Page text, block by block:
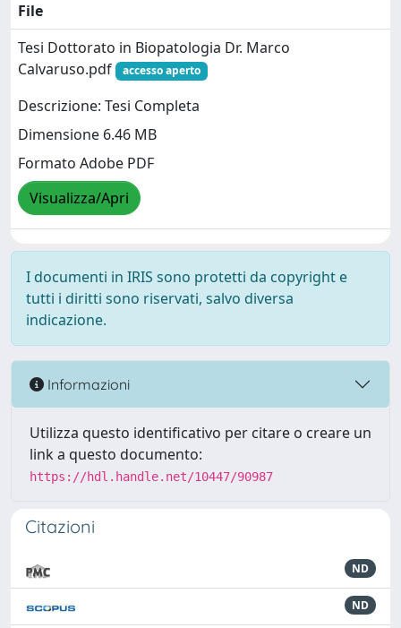
File
Tesi Dottorato in Biopatologia Dr. Marco
Calvaruso.pdf
accesso aperto
Descrizione: Tesi Completa
Dimensione 6.46 MB
Formato Adobe PDF
Visualizza/Apri
I documenti in IRIS sono protetti da copyright e
tutti i diritti sono riservati, salvo diversa
indicazione.
Informazioni
Utilizza questo identificativo per citare o creare un
link a questo documento:
https://hdl.handle.net/10447/90987
Citazioni
ND
ND